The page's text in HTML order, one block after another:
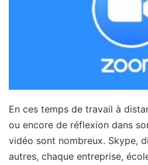
En ces temps de travail à
ou encore de réflexion dans
vidéo sont nombreux. Skype,
autres, chaque entreprise,